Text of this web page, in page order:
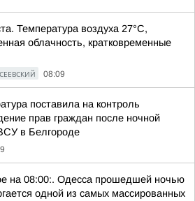
Температура воздуха 27°C,
облачность, кратковременные
08:09
поставила на контроль
прав граждан после ночной
в Белгороде
на 08:00:. Одесса прошедшей ночью
одной из самых массированных